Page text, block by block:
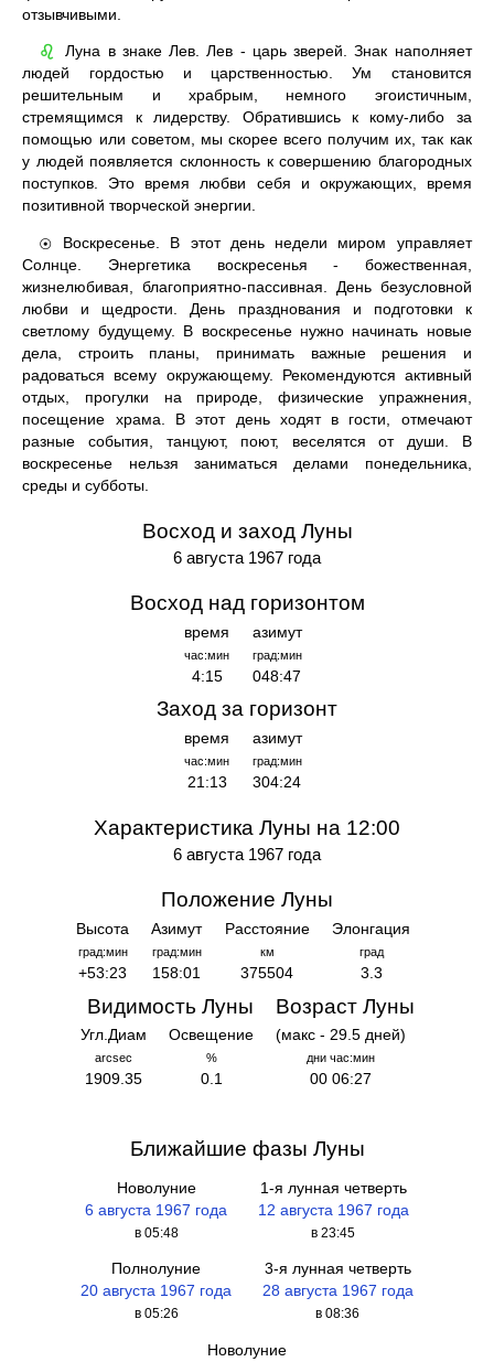
отзывчивыми.
♌
Луна в знаке Лев. Лев - царь зверей. Знак наполняет
людей гордостью и царственностью. Ум становится
решительным и храбрым, немного эгоистичным,
стремящимся к лидерству. Обратившись к кому-либо за
помощью или советом, мы скорее всего получим их, так как
у людей появляется склонность к совершению благородных
поступков. Это время любви себя и окружающих, время
позитивной творческой энергии.
☉
Воскресенье. В этот день недели миром управляет
Солнце. Энергетика воскресенья - божественная,
жизнелюбивая, благоприятно-пассивная. День безусловной
любви и щедрости. День празднования и подготовки к
светлому будущему. В воскресенье нужно начинать новые
дела, строить планы, принимать важные решения и
радоваться всему окружающему. Рекомендуются активный
отдых, прогулки на природе, физические упражнения,
посещение храма. В этот день ходят в гости, отмечают
разные события, танцуют, поют, веселятся от души. В
воскресенье нельзя заниматься делами понедельника,
среды и субботы.
Восход и заход Луны
6 августа 1967 года
Восход над горизонтом
время
час:мин
4:15
азимут
град:мин
048:47
Заход за горизонт
время
час:мин
21:13
азимут
град:мин
304:24
Характеристика Луны на 12:00
6 августа 1967 года
Положение Луны
Высота
град:мин
+53:23
Азимут
град:мин
158:01
Расстояние
км
375504
Элонгация
град
3.3
Видимость Луны
Угл.Диам
arcsec
1909.35
Освещение
%
0.1
Возраст Луны
(макс - 29.5 дней)
дни час:мин
00 06:27
Ближайшие фазы Луны
Новолуние
6 августа 1967 года
в 05:48
1-я лунная четверть
12 августа 1967 года
в 23:45
Полнолуние
20 августа 1967 года
в 05:26
3-я лунная четверть
28 августа 1967 года
в 08:36
Новолуние